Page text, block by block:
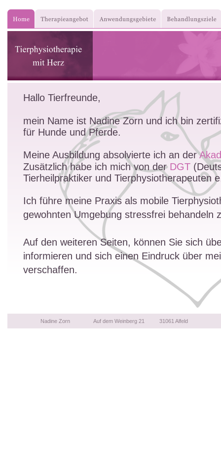
Nadine Zorn                Auf dem Weinberg 21          31061 Alfeld
Hallo Tierfreunde,
mein Name ist Nadine Zorn und ich bin
für Hunde und Pferde.
Meine Ausbildung absolvierte ich an der
Zusätzlich habe ich mich von der DGT
Tierheilpraktiker und Tierphysiotherapeuten
Ich führe meine Praxis als mobile
gewohnten Umgebung stressfrei behandeln
Auf den weiteren Seiten, können Sie sich
informieren und sich einen Eindruck über
verschaffen.